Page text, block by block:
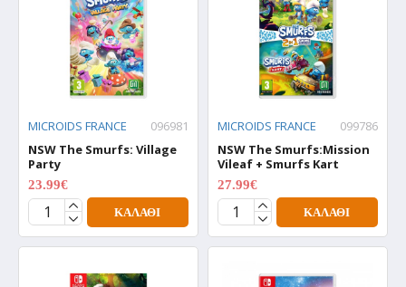
MICROIDS FRANCE
096981
NSW The Smurfs: Village
Party
23.99€
ΚΑΛΆΘΙ
MICROIDS FRANCE
099786
NSW The Smurfs:Mission
Vileaf + Smurfs Kart
27.99€
ΚΑΛΆΘΙ